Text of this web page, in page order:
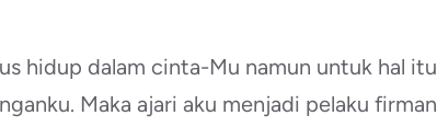
hidup dalam cinta-Mu namun untuk hal itu
Maka ajari aku menjadi pelaku firman